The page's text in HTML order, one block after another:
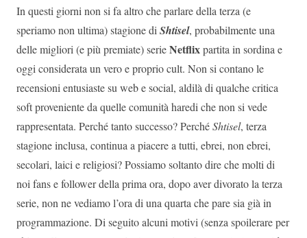
In questi giorni non si fa altro che parlare della terza (e
speriamo non ultima) stagione diShtisel, probabilmente una
delle migliori (e più premiate) serieNetflixpartita in sordina e
oggi considerata un vero e proprio cult. Non si contano le
recensioni entusiaste su web e social, aldilà di qualche critica
soft proveniente da quelle comunità haredi che non si vede
rappresentata. Perché tanto successo? PerchéShtisel, terza
stagione inclusa, continua a piacere a tutti, ebrei, non ebrei,
secolari, laici e religiosi? Possiamo soltanto dire che molti di
noi fans e follower della prima ora, dopo aver divorato la terza
serie, non ne vediamo l’ora di una quarta che pare sia già in
programmazione. Di seguito alcuni motivi (senza spoilerare per